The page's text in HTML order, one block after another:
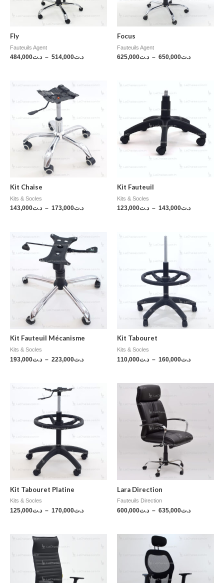
Fly
Fauteuils Agent
د.ت484,000 – د.ت514,000
Focus
Fauteuils Agent
د.ت625,000 – د.ت650,000
Kit Chaise
Kits & Socles
د.ت143,000 – د.ت173,000
Kit Fauteuil
Kits & Socles
د.ت123,000 – د.ت143,000
Kit Fauteuil Mécanisme
Kits & Socles
د.ت193,000 – د.ت223,000
Kit Tabouret
Kits & Socles
د.ت110,000 – د.ت160,000
Kit Tabouret Platine
Kits & Socles
د.ت125,000 – د.ت170,000
Lara Direction
Fauteuils Direction
د.ت600,000 – د.ت635,000